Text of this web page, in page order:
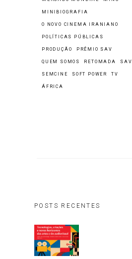
MINIBIOGRAFIA
O NOVO CINEMA IRANIANO
POLÍTICAS PÚBLICAS
PRODUÇÃO PRÊMIO SAV
QUEM SOMOS RETOMADA SAV
SEMCINE SOFT POWER TV
ÁFRICA
POSTS RECENTES